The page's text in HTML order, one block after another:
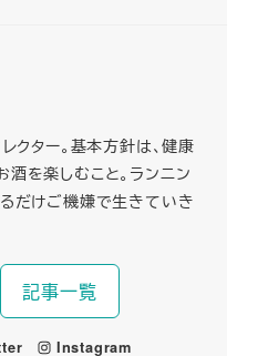
クター。基本方針は、健康
を楽しむこと。ランニン
だけご機嫌で生きていき
記事一覧
Instagram